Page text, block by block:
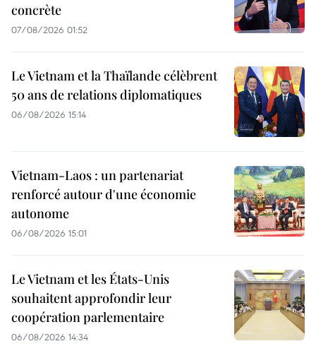
concrète
07/08/2026 01:52
Le Vietnam et la Thaïlande célèbrent
50 ans de relations diplomatiques
06/08/2026 15:14
Vietnam-Laos : un partenariat
renforcé autour d'une économie
autonome
06/08/2026 15:01
Le Vietnam et les États-Unis
souhaitent approfondir leur
coopération parlementaire
06/08/2026 14:34